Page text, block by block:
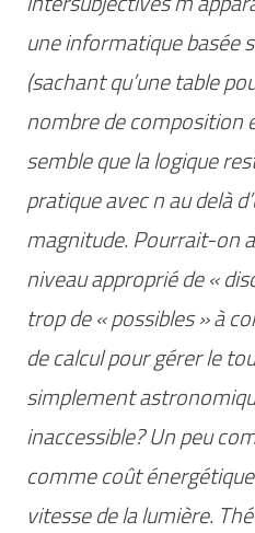
une informatique basée
(sachant qu’une table
nombre de composition
semble que la logique
pratique avecnau delà
magnitude. Pourrait-on
niveau approprié de «
trop de « possibles » à
de calcul pour gérer le
simplement
inaccessible? Un peu
comme coût énergétique
vitesse de la lumière.